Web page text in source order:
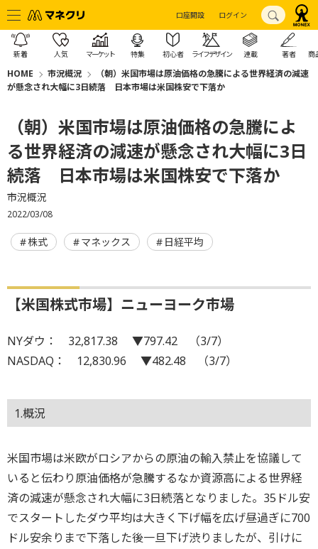
口座開設 ログイン
新着 人気 マーケット 特集 初心者 ライフデザイン 連載 著者 商
HOME 市況概況
（朝）米国市場は原油価格の急騰による世界経済の減速
が懸念され大幅に3日続落 日本市場は米国株安で下落か
（朝）米国市場は原油価格の急騰によ
る世界経済の減速が懸念され大幅に3日
続落 日本市場は米国株安で下落か
市況概況
2022/03/08
株式 マネックス 日経平均
【米国株式市場】ニューヨーク市場
NYダウ： 32,817.38 ▼797.42 （3/7）
NASDAQ： 12,830.96 ▼482.48 （3/7）
1.概況
米国市場は米欧がロシアからの原油の輸入禁止を協議して
いると伝わり原油価格が急騰するなか資源高による世界経
済の減速が懸念され大幅に3日続落となりました。35ドル安
でスタートしたダウ平均は大きく下げ幅を広げ昼過ぎに700
ドル安余りまで下落した後一旦下げ渋りましたが、引けに